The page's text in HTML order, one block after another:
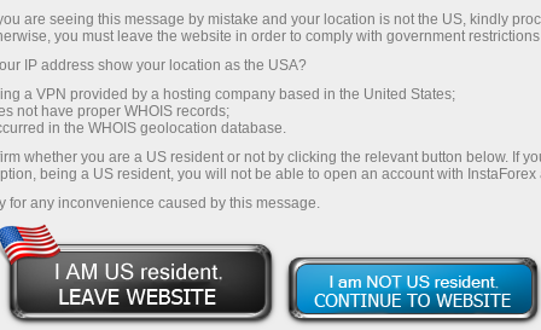
Error loading YouTube: Video could not be
played
are seeing this message by mistake and your location is not the US, kindly
you must leave the website in order to comply with government
IP address show your location as the USA?
a VPN provided by a hosting company based in the United States;
not have proper WHOIS records;
in the WHOIS geolocation database.
whether you are a US resident or not by clicking the relevant button below. If
being a US resident, you will not be able to open an account with InstaForex
for any inconvenience caused by this message.